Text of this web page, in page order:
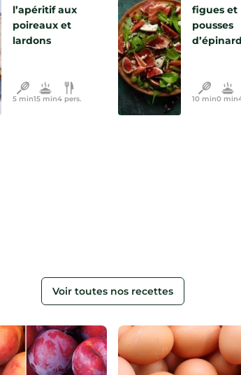
l’apéritif aux
poireaux et
lardons
5 min15 min4 pers.
figues et
pousses
d’épinard
10 min0 min
Voir toutes nos recettes